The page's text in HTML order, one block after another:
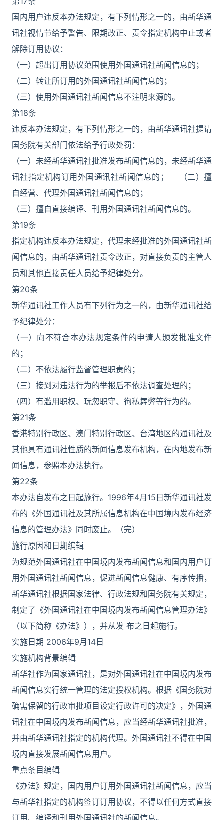
国内用户违反本办法规定，有下列情形之一的，由新华通
讯社视情节给予警告、限期改正、责令指定机构中止或者
解除订用协议：
（一）超出订用协议范围使用外国通讯社新闻信息的；
（二）转让所订用的外国通讯社新闻信息的；
（三）使用外国通讯社新闻信息不注明来源的。
第18条
违反本办法规定，有下列情形之一的，由新华通讯社提请
国务院有关部门依法给予行政处罚：
（一）未经新华通讯社批准发布新闻信息的，未经新华通
讯社指定机构订用外国通讯社新闻信息的； （二）擅
自经营、代理外国通讯社新闻信息的；
（三）擅自直接编译、刊用外国通讯社新闻信息的。
第19条
指定机构违反本办法规定，代理未经批准的外国通讯社新
闻信息的，由新华通讯社责令改正，对直接负责的主管人
员和其他直接责任人员给予纪律处分。
第20条
新华通讯社工作人员有下列行为之一的，由新华通讯社给
予纪律处分：
（一）向不符合本办法规定条件的申请人颁发批准文件
的；
（二）不依法履行监督管理职责的；
（三）接到对违法行为的举报后不依法调查处理的；
（四）有滥用职权、玩忽职守、徇私舞弊等行为的。
第21条
香港特别行政区、澳门特别行政区、台湾地区的通讯社及
其他具有通讯社性质的新闻信息发布机构，在内地发布新
闻信息，参照本办法执行。
第22条
本办法自发布之日起施行。1996年4月15日新华通讯社发
布的《外国通讯社及其所属信息机构在中国境内发布经济
信息的管理办法》同时废止。（完）
施行原因和日期编辑
为规范外国通讯社在中国境内发布新闻信息和国内用户订
用外国通讯社新闻信息，促进新闻信息健康、有序传播，
新华通讯社根据国家法律、行政法规和国务院有关规定，
制定了《外国通讯社在中国境内发布新闻信息管理办法》
（以下简称《办法》），并从发 布之日起施行。
实施日期 2006年9月14日
实施机构背景编辑
新华社作为国家通讯社，是对外国通讯社在中国境内发布
新闻信息实行统一管理的法定授权机构。根据《国务院对
确需保留的行政审批项目设定行政许可的决定》，外国通
讯社在中国境内发布新闻信息，应当经新华通讯社批准，
并由新华通讯社指定的机构代理。外国通讯社不得在中国
境内直接发展新闻信息用户。
重点条目编辑
《办法》规定，国内用户订用外国通讯社新闻信息，应当
与新华社指定的机构签订订用协议，不得以任何方式直接
订用、编译和刊用外国通讯社的新闻信息。